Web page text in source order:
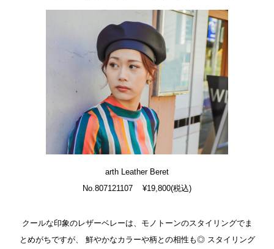
arth Leather Beret
No.807121107 ¥19,800(税込)
クールな印象のレザーベレーは、モノトーンのスタイリングでま
とめがちですが、
鮮やかなカラーや柄との相性も◎スタイリング